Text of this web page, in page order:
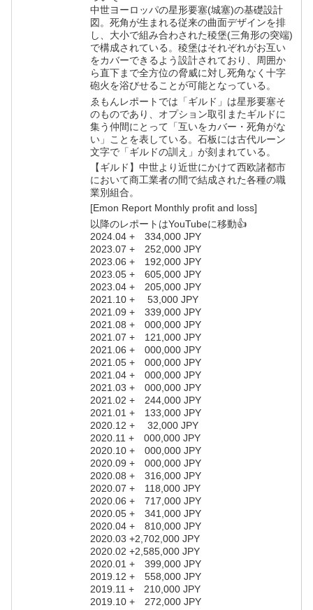
中世ヨーロッパの星形要塞(城塞)の基礎設計
図。死角が生まれる従来の曲面デザインを排
し、大小で組み合わされた稜堡(三角形の突端)
で構成されている。稜堡はそれぞれがお互い
をカバーできるよう設計されており、周囲か
ら直下まで全方位の脅威に対し死角なく十字
砲火を浴びせることが可能となっている。
ゑもんレポートでは「ギルド」は星形要塞そ
のものであり、オプション取引またギルドに
集う仲間にとって「互いをカバー・死角がな
い」ことを表している。石板には古代ルーン
文字で「ギルドの訓え」が刻まれている。
【ギルド】中世より近世にかけて西欧諸都市
において商工業者の間で結成された各種の職
業別組合。
[Emon Report Monthly profit and loss]
以降のレポートはYouTubeに移動👍
2024.04 + 334,000 JPY
2023.07 + 252,000 JPY
2023.06 + 192,000 JPY
2023.05 + 605,000 JPY
2023.04 + 205,000 JPY
2021.10 + 53,000 JPY
2021.09 + 339,000 JPY
2021.08 + 000,000 JPY
2021.07 + 121,000 JPY
2021.06 + 000,000 JPY
2021.05 + 000,000 JPY
2021.04 + 000,000 JPY
2021.03 + 000,000 JPY
2021.02 + 244,000 JPY
2021.01 + 133,000 JPY
2020.12 + 32,000 JPY
2020.11 + 000,000 JPY
2020.10 + 000,000 JPY
2020.09 + 000,000 JPY
2020.08 + 316,000 JPY
2020.07 + 118,000 JPY
2020.06 + 717,000 JPY
2020.05 + 341,000 JPY
2020.04 + 810,000 JPY
2020.03 +2,702,000 JPY
2020.02 +2,585,000 JPY
2020.01 + 399,000 JPY
2019.12 + 558,000 JPY
2019.11 + 210,000 JPY
2019.10 + 272,000 JPY